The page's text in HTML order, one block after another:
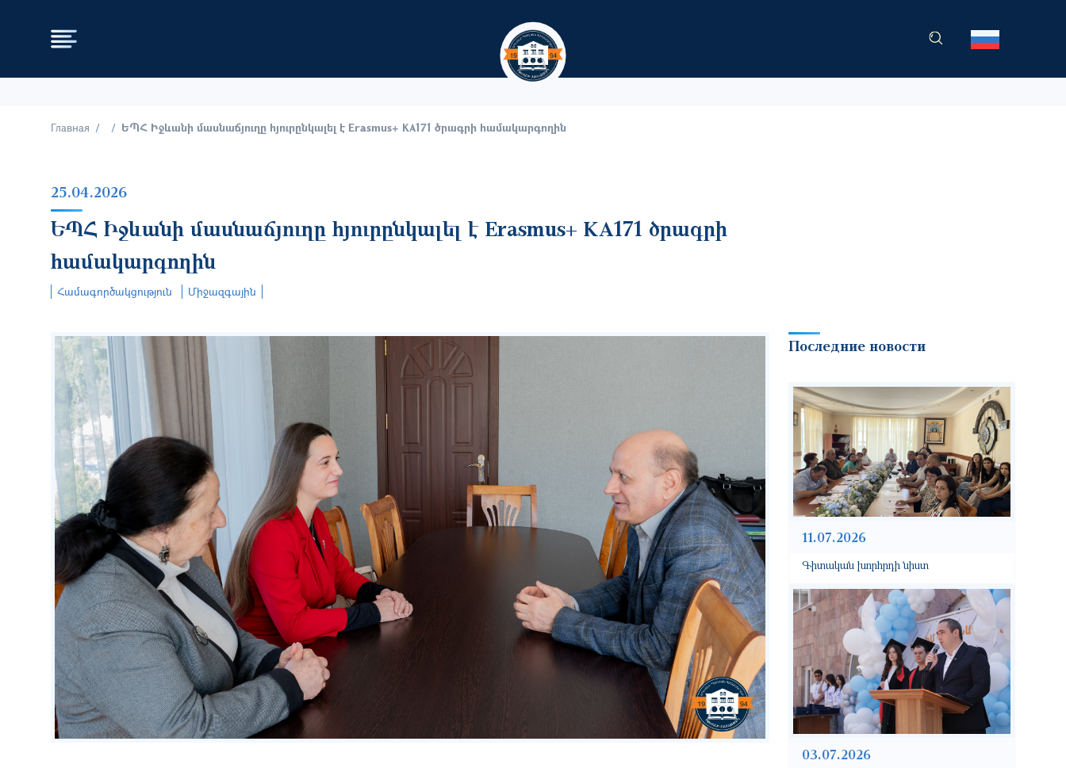
Главная ԵՊՀ Իջևանի մասնաճյուղը հյուրընկալել է Erasmus+ KA171 ծրագրի համակարգողին
25.04.2026
ԵՊՀ Իջևանի մասնաճյուղը հյուրընկալել է Erasmus+ KA171 ծրագրի
համակարգողին
Համագործակցություն Միջազգային
Последние новости
11.07.2026
Գիտական խորհրդի նիստ
03.07.2026